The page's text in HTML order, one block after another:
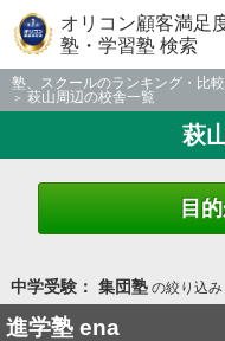
オリコン顧客満足
塾・学習塾 検索
塾、スクールのランキング・比較
萩山周辺の校舎一覧
萩
目
中学受験： 集団塾の絞り込み
進学塾 ena